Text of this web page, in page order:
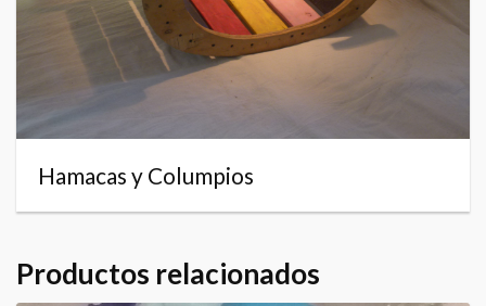
Hamacas y Columpios
Productos relacionados